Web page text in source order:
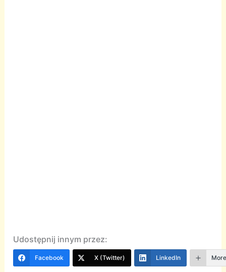
Udostępnij innym przez:
Facebook X (Twitter) LinkedIn